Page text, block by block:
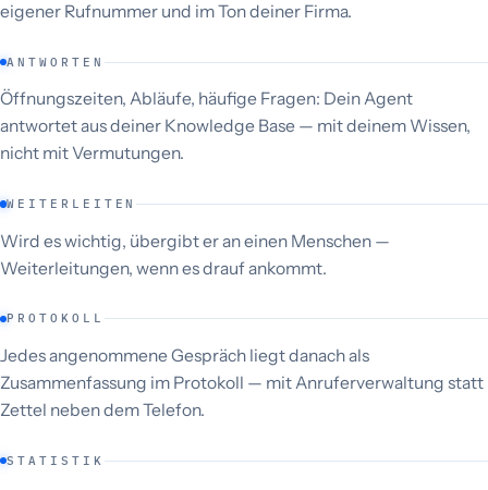
eigener Rufnummer und im Ton deiner Firma.
ANTWORTEN
Öffnungszeiten, Abläufe, häufige Fragen: Dein Agent
antwortet aus deiner Knowledge Base — mit deinem Wissen,
nicht mit Vermutungen.
WEITERLEITEN
Wird es wichtig, übergibt er an einen Menschen —
Weiterleitungen, wenn es drauf ankommt.
PROTOKOLL
Jedes angenommene Gespräch liegt danach als
Zusammenfassung im Protokoll — mit Anruferverwaltung statt
Zettel neben dem Telefon.
STATISTIK